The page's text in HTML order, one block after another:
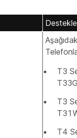
T3
T33G
T3
T4